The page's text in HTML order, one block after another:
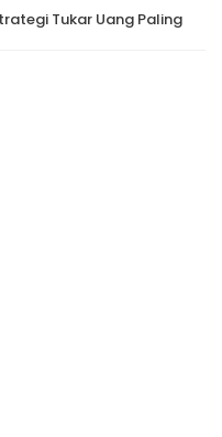
Tukar Uang Paling